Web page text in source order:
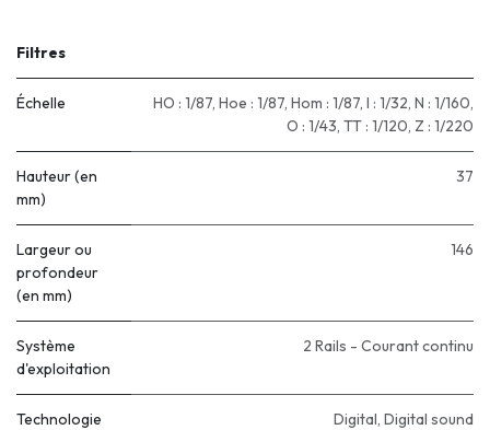
Filtres
Échelle HO : 1/87, Hoe : 1/87, Hom : 1/87, I : 1/32, N : 1/160,
O : 1/43, TT : 1/120, Z : 1/220
Hauteur (en
mm)
37
Largeur ou
profondeur
(en mm)
146
Système
d'exploitation
2 Rails - Courant continu
Technologie Digital, Digital sound